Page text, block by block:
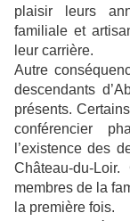
plaisir leurs
familiale et
leur carrière.
Autre
descendants
présents.
conférencier
l’existence des
Château-du-
membres de la
la première fois.